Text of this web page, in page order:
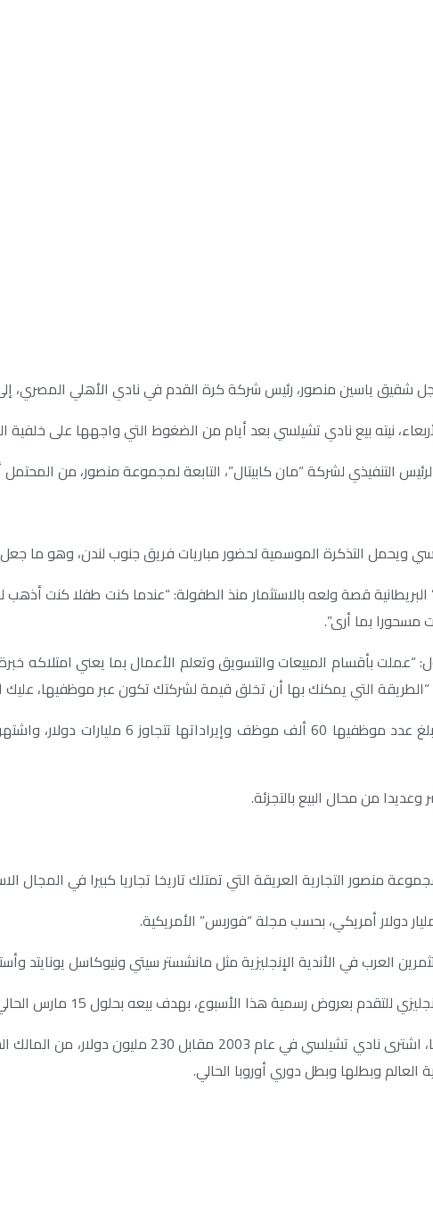
ياسين منصور، رئيس شركة كرة القدم في نادي الأهلي المصري،
نيته بيع نادي تشيلسي بعد أيام من الضغوط التي واجهها على خلفية
التنفيذي لشركة “مان كابيتال”، التابعة لمجموعة منصور، من
قصة ولعه بالاستثمار منذ الطفولة: “عندما كنت طفلا كنت
بما أرى”.
بأقسام المبيعات والتسويق وتعلم الأعمال بما يعني امتلاكه خبرة
التي يمكنك بها أن تخلق قيمة لشركتك تكون عبر موظفيها،
مجموعة المنصور، تعد من أكبر المجموعات
من محال البيع بالتجزئة.
منصور التجارية العريقة التي تمتلك تاريخا تجاريا كبيرا في المجال
العرب في الأندية الإنجليزية مثل مانشستر سيتي ونيوكاسل يونايتد
بعروض رسمية هذا الأسبوع، بهدف بيعه بحلول 15 مارس الحالي.
العالم وبطلها وبطل دوري أوروبا الحالي.